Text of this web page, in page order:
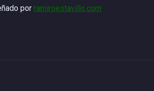
por ramiroestavillo.com